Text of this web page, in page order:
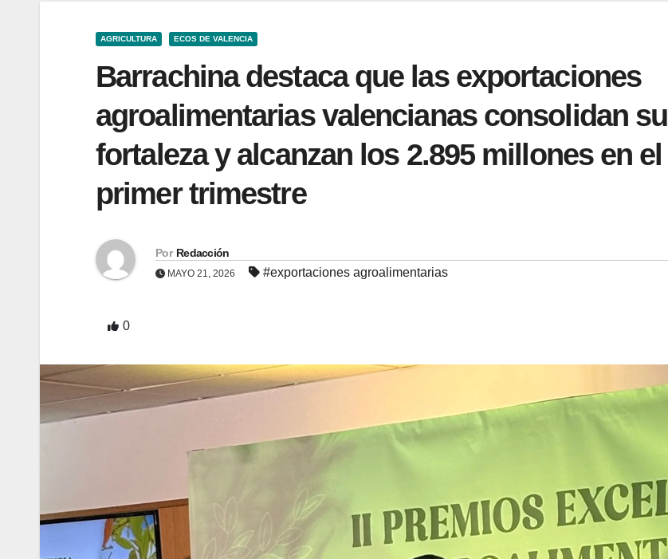
AGRICULTURA ECOS DE VALENCIA
Barrachina destaca que las exportaciones
agroalimentarias valencianas consolidan su
fortaleza y alcanzan los 2.895 millones en el
primer trimestre
Por Redacción
MAYO 21, 2026 #exportaciones agroalimentarias
0